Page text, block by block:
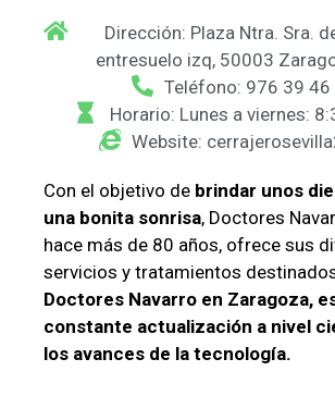
Dirección: Plaza Ntra. Sra.
entresuelo izq, 50003
Teléfono: 976 39 46
Horario: Lunes a viernes:
Website:
Con el objetivo de brindar unos
una bonita sonrisa, Doctores
hace más de 80 años, ofrece sus
servicios y tratamientos
Doctores Navarro en Zaragoza,
constante actualización a nivel
los avances de la tecnología.